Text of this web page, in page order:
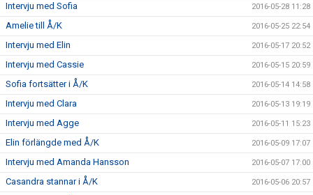
Intervju med Sofia 2016-05-28 11:28
Amelie till Å/K 2016-05-25 22:54
Intervju med Elin 2016-05-17 20:52
Intervju med Cassie 2016-05-15 20:59
Sofia fortsätter i Å/K 2016-05-14 14:58
Intervju med Clara 2016-05-13 19:19
Intervju med Agge 2016-05-11 15:23
Elin förlängde med Å/K 2016-05-09 17:07
Intervju med Amanda Hansson 2016-05-07 17:00
Casandra stannar i Å/K 2016-05-06 20:57